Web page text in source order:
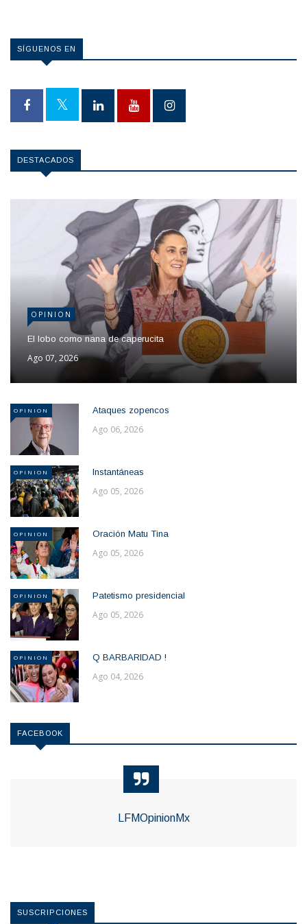
SÍGUENOS EN
DESTACADOS
OPINION
El lobo como nana de caperucita
Ago 07, 2026
OPINION Ataques zopencos
Ago 06, 2026
OPINION Instantáneas
Ago 05, 2026
OPINION Oración Matu Tina
Ago 05, 2026
OPINION Patetismo presidencial
Ago 05, 2026
OPINION Q BARBARIDAD !
Ago 04, 2026
FACEBOOK
LFMOpinionMx
SUSCRIPCIONES